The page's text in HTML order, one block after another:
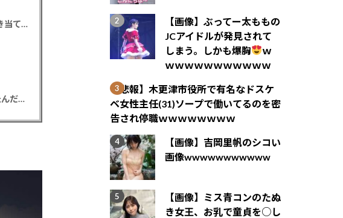
カープドラ1平川蓮！187cmのスイッチヒッター！立石正広を外し2度目の重複も新井監督がクジを引き当てる！【ドラフト会議2025】
【悲報】彼女「ごめん！俺くんの貯金、情報商材に使っちゃった」→…問い詰めたらギャン泣きされたんだが俺が悪いのか？
【画像】ぶってー太ももの
JCアイドルが発見されて
しまう。しかも爆胸
ｗ
ｗｗｗｗｗｗｗｗｗｗｗ
【悲報】木更津市役所で有名なドスケ
ベ女性主任(31)ソープで働いてるのを密
告され停職ｗｗｗｗｗｗｗｗ
【画像】吉岡里帆のシコい
画像wwwwwwwwwww
【画像】ミス青コンのたぬ
き女王、お乳で童貞を○し